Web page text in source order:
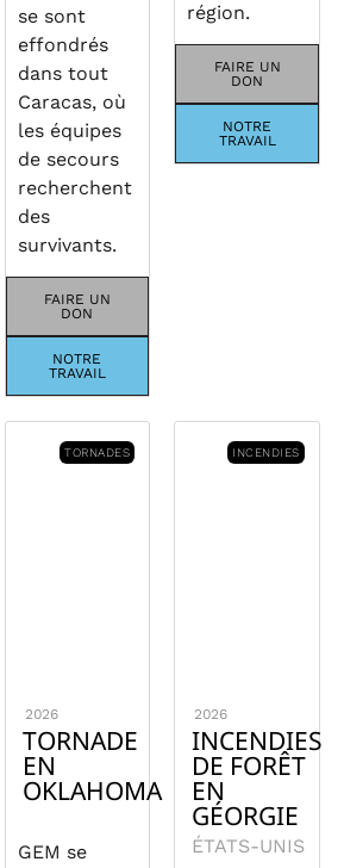
se sont
effondrés
dans tout
Caracas, où
les équipes
de secours
recherchent
des
survivants.
FAIRE UN
DON
NOTRE
TRAVAIL
région.
FAIRE UN
DON
NOTRE
TRAVAIL
TORNADES
2026
TORNADE
EN
OKLAHOMA
GEM se
INCENDIES
2026
INCENDIES
DE FORÊT
EN
GÉORGIE
ÉTATS-UNIS